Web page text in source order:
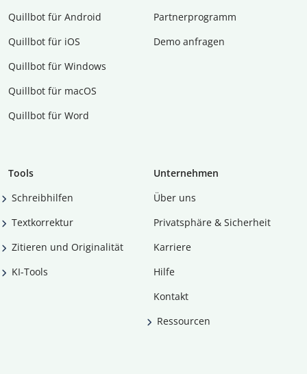
Quillbot für Android
Quillbot für iOS
Quillbot für Windows
Quillbot für macOS
Quillbot für Word
Partnerprogramm
Demo anfragen
Tools
Schreibhilfen
Textkorrektur
Zitieren und Originalität
KI-Tools
Unternehmen
Über uns
Privatsphäre & Sicherheit
Karriere
Hilfe
Kontakt
Ressourcen